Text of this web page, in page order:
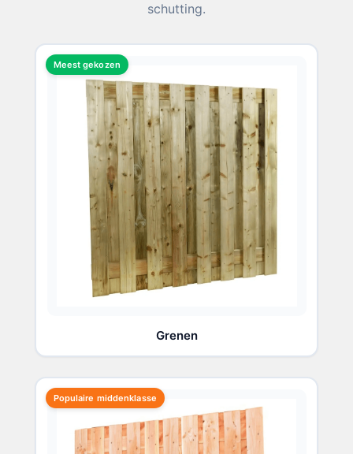
schutting.
Meest gekozen
Grenen
Populaire middenklasse